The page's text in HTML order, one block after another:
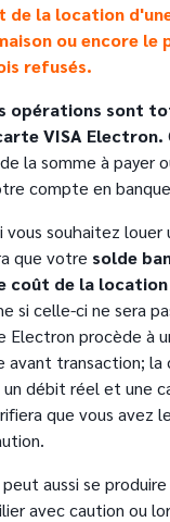
de la location
ou encore le
refusés.
opérations sont
VISA Electron.
la somme à payer
compte en
souhaitez louer
que votre solde
coût de la
si celle-ci ne sera
Electron procède à
avant transaction; la
débit réel et une
que vous avez
aussi se
avec caution ou